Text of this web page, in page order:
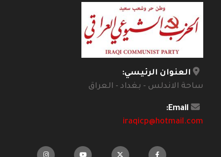
العنوان الرئيسي:
ساحة الاندلس - بغداد - العراق
Email:
iraqicp@hotmail.com